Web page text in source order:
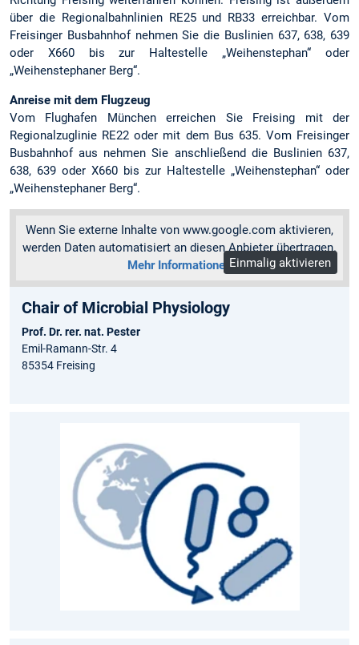
über die Regionalbahnlinien RE25 und RB33 erreichbar. Vom
Freisinger Busbahnhof nehmen Sie die Buslinien 637, 638, 639
oder X660 bis zur Haltestelle „Weihenstephan“ oder
„Weihenstephaner Berg“.
Anreise mit dem Flugzeug
Vom Flughafen München erreichen Sie Freising mit der
Regionalzuglinie RE22 oder mit dem Bus 635. Vom Freisinger
Busbahnhof aus nehmen Sie anschließend die Buslinien 637,
638, 639 oder X660 bis zur Haltestelle „Weihenstephan“ oder
„Weihenstephaner Berg“.
Wenn Sie externe Inhalte von www.google.com aktivieren,
werden Daten automatisiert an diesen Anbieter übertragen.
Mehr InformationenEinmalig aktivieren
Chair of Microbial Physiology
Prof. Dr. rer. nat. Pester
Emil-Ramann-Str. 4
85354 Freising